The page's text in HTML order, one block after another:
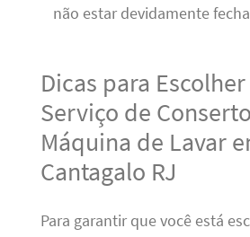
não estar devidamente
Dicas para
Serviço de
Máquina de Lavar
Cantagalo RJ
Para garantir que você está